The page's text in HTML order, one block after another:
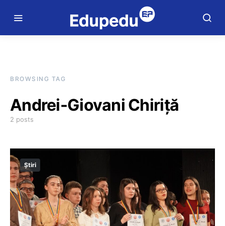
BROWSING TAG
Andrei-Giovani Chiriță
2 posts
Știri